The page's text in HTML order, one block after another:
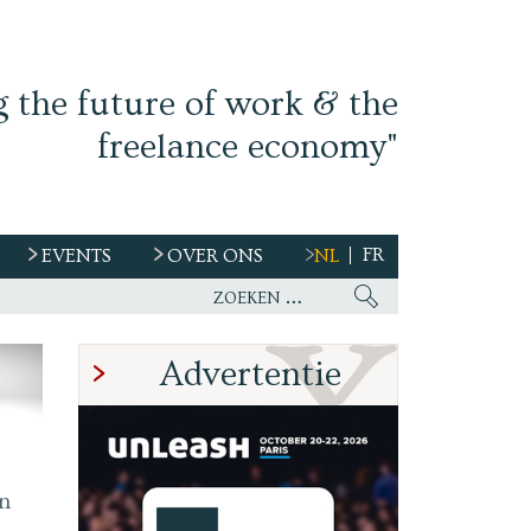
the future of work & the
freelance economy"
EVENTS OVER ONS NL FR
Advertentie